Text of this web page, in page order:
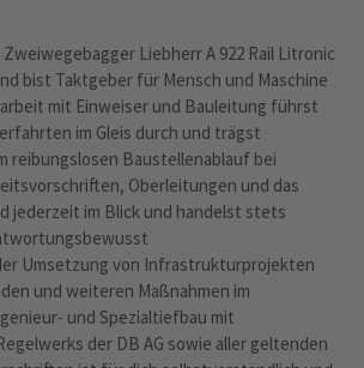
Liebherr A 922 Rail Litronic
bist Taktgeber für Mensch und Maschine
mit Einweiser und Bauleitung führst
im Gleis durch und trägst
reibungslosen Baustellenablauf bei
Oberleitungen und das
jederzeit im Blick und handelst stets
Umsetzung von Infrastrukturprojekten
und weiteren Maßnahmen im
und Spezialtiefbau mit
der DB AG sowie aller geltenden